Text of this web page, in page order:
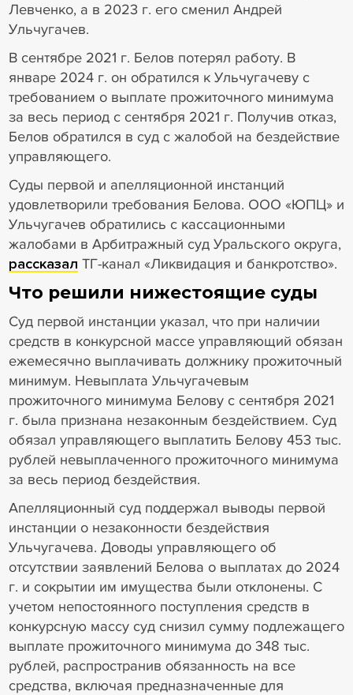
Левченко, а в 2023 г. его сменил Андрей
Ульчугачев.
В сентябре 2021 г. Белов потерял работу. В
январе 2024 г. он обратился к Ульчугачеву с
требованием о выплате прожиточного минимума
за весь период с сентября 2021 г. Получив отказ,
Белов обратился в суд с жалобой на бездействие
управляющего.
Суды первой и апелляционной инстанций
удовлетворили требования Белова. ООО «ЮПЦ» и
Ульчугачев обратились с кассационными
жалобами в Арбитражный суд Уральского округа,
рассказал ТГ-канал «Ликвидация и банкротство».
Что решили нижестоящие суды
Суд первой инстанции указал, что при наличии
средств в конкурсной массе управляющий обязан
ежемесячно выплачивать должнику прожиточный
минимум. Невыплата Ульчугачевым
прожиточного минимума Белову с сентября 2021
г. была признана незаконным бездействием. Суд
обязал управляющего выплатить Белову 453 тыс.
рублей невыплаченного прожиточного минимума
за весь период бездействия.
Апелляционный суд поддержал выводы первой
инстанции о незаконности бездействия
Ульчугачева. Доводы управляющего об
отсутствии заявлений Белова о выплатах до 2024
г. и сокрытии им имущества были отклонены. С
учетом непостоянного поступления средств в
конкурсную массу суд снизил сумму подлежащего
выплате прожиточного минимума до 348 тыс.
рублей, распространив обязанность на все
средства, включая предназначенные для